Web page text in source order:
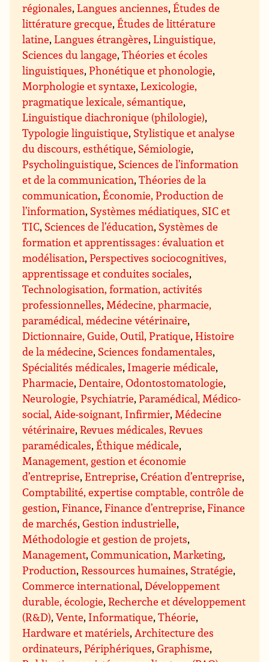
régionales,Langues anciennes,Études de
littérature grecque,Études de littérature
latine,Langues étrangères,Linguistique,
Sciences du langage,Théories et écoles
linguistiques,Phonétique et phonologie,
Morphologie et syntaxe,Lexicologie,
pragmatique lexicale, sémantique,
Linguistique diachronique (philologie),
Typologie linguistique, Stylistique et analyse
du discours, esthétique, Sémiologie,
Psycholinguistique, Sciences de l’information
et de la communication,Théories de la
communication,Économie, Production de
l’information, Systèmes médiatiques, SIC et
TIC, Sciences de l’éducation, Systèmes de
formation et apprentissages : évaluation et
modélisation,Perspectives sociocognitives,
apprentissage et conduites sociales,
Technologisation, formation, activités
professionnelles, Médecine, pharmacie,
paramédical, médecine vétérinaire,
Dictionnaire, Guide, Outil, Pratique,Histoire
de la médecine, Sciences fondamentales,
Spécialités médicales, Imagerie médicale,
Pharmacie,Dentaire, Odontostomatologie,
Neurologie, Psychiatrie,Paramédical, Médico-
social, Aide-soignant, Infirmier, Médecine
vétérinaire,Revues médicales, Revues
paramédicales,Éthique médicale,
Management, gestion et économie
d’entreprise,Entreprise,Création d’entreprise,
Comptabilité, expertise comptable, contrôle de
gestion,Finance,Finance d’entreprise,Finance
de marchés,Gestion industrielle,
Méthodologie et gestion de projets,
Management,Communication, Marketing,
Production,Ressources humaines, Stratégie,
Commerce international,Développement
durable, écologie,Recherche et développement
(R&D),Vente, Informatique,Théorie,
Hardware et matériels, Architecture des
ordinateurs,Périphériques,Graphisme,